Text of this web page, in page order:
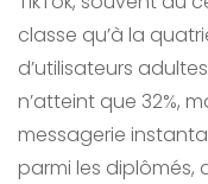
classe qu’à la
d’utilisateurs
n’atteint que 32%,
messagerie
parmi les diplômés,